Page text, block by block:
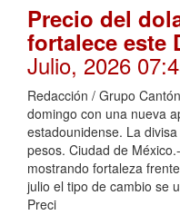
Precio del
fortalece este
Julio, 2026
Redacción / Grupo
domingo con una nueva
estadounidense. La
pesos. Ciudad de
mostrando fortaleza
julio el tipo de cambio se
Preci